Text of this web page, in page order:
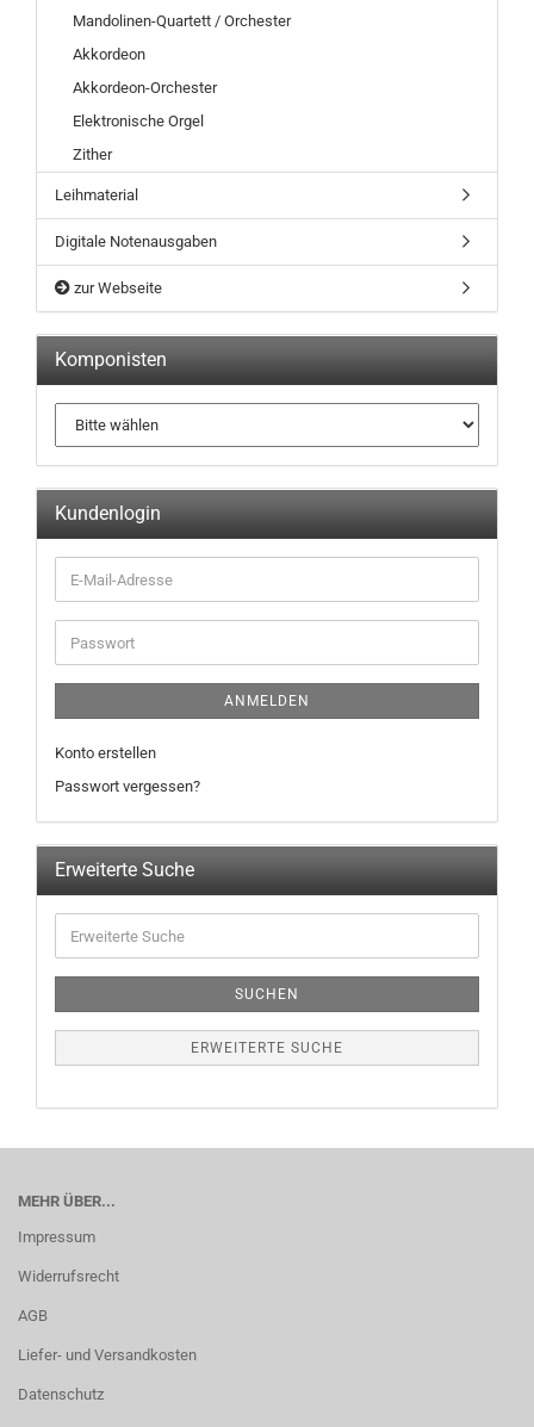
Mandolinen-Quartett / Orchester
Akkordeon
Akkordeon-Orchester
Elektronische Orgel
Zither
Leihmaterial
Digitale Notenausgaben
zur Webseite
Komponisten
Kundenlogin
ANMELDEN
Konto erstellen
Passwort vergessen?
Erweiterte Suche
SUCHEN
ERWEITERTE SUCHE
MEHR ÜBER...
Impressum
Widerrufsrecht
AGB
Liefer- und Versandkosten
Datenschutz